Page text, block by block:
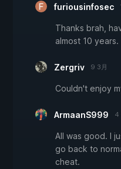
furiousinfosec
Thanks brah,
almost 10 years.
Zergriv 9 3月
Couldn't enjoy
ArmaanS999 4
All was good. I
go back to
cheat.